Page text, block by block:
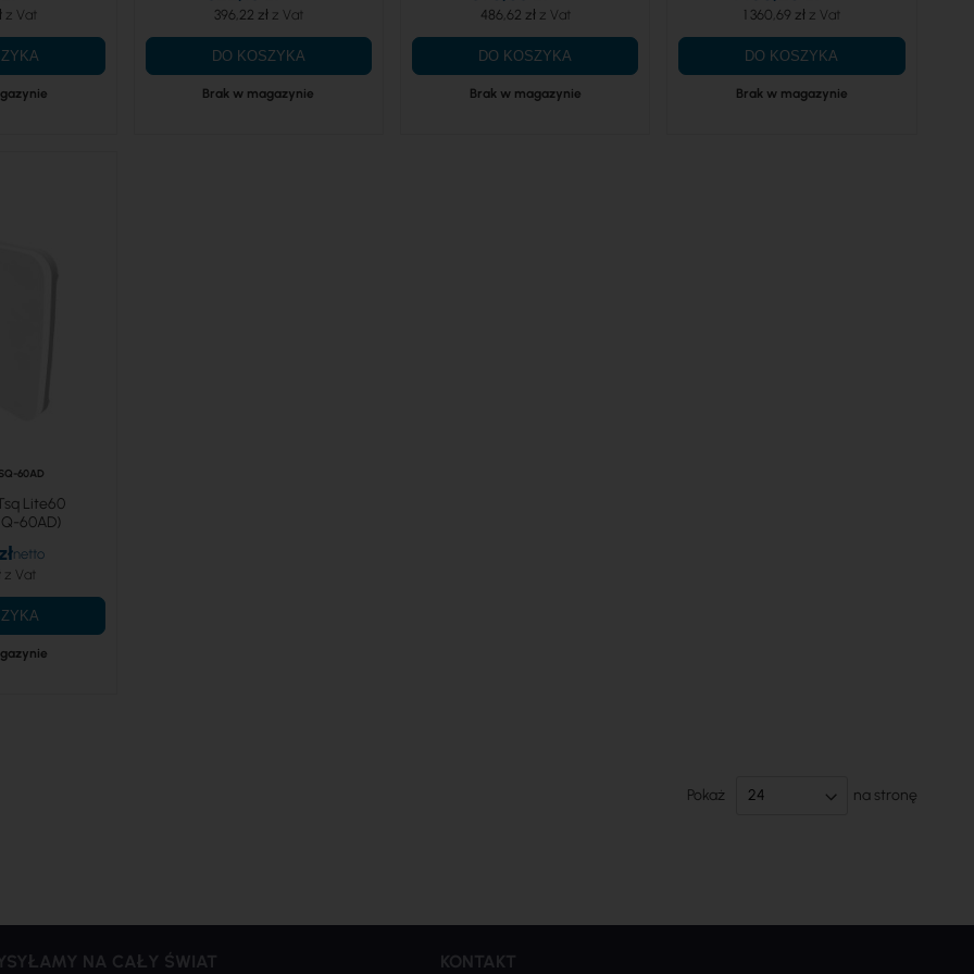
Brak w magazynie
396,22 zł
DO KOSZYKA
Brak w magazynie
486,62 zł
DO KOSZYKA
Brak w magazynie
1 360,69 zł
DO KOSZYKA
60AD
Lite60
60AD)
Pokaż na stronę
NA CAŁY ŚWIAT KONTAKT